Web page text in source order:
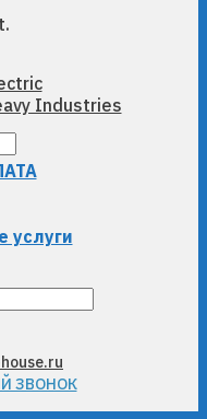
Industries
услуги
ЗВОНОК